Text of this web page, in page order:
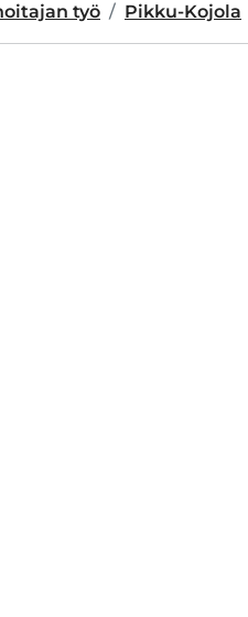
työ Pikku-Kojola